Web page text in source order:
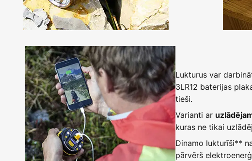
Lukturus var
3LR12 baterijas
tieši.
Varianti ar
kuras ne tikai
Dinamo lukturīši**
pārvērš